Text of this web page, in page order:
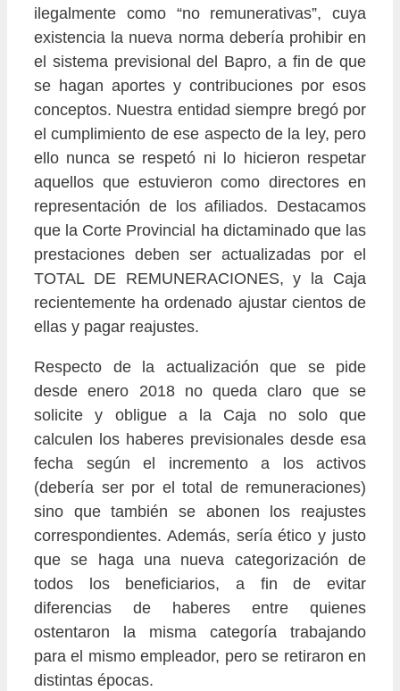
ilegalmente como “no remunerativas”, cuya
existencia la nueva norma debería prohibir en
el sistema previsional del Bapro, a fin de que
se hagan aportes y contribuciones por esos
conceptos. Nuestra entidad siempre bregó por
el cumplimiento de ese aspecto de la ley, pero
ello nunca se respetó ni lo hicieron respetar
aquellos que estuvieron como directores en
representación de los afiliados. Destacamos
que la Corte Provincial ha dictaminado que las
prestaciones deben ser actualizadas por el
TOTAL DE REMUNERACIONES, y la Caja
recientemente ha ordenado ajustar cientos de
ellas y pagar reajustes.
Respecto de la actualización que se pide
desde enero 2018 no queda claro que se
solicite y obligue a la Caja no solo que
calculen los haberes previsionales desde esa
fecha según el incremento a los activos
(debería ser por el total de remuneraciones)
sino que también se abonen los reajustes
correspondientes. Además, sería ético y justo
que se haga una nueva categorización de
todos los beneficiarios, a fin de evitar
diferencias de haberes entre quienes
ostentaron la misma categoría trabajando
para el mismo empleador, pero se retiraron en
distintas épocas.